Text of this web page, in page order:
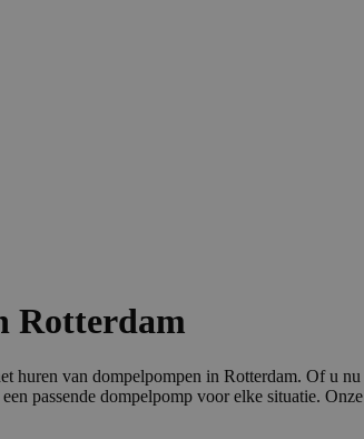
Rotterdam
huren van dompelpompen in Rotterdam. Of u
passende dompelpomp voor elke situatie.